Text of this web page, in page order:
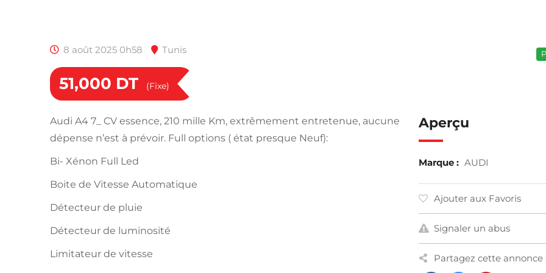
8 août 2025 0h58 Tunis
51,000 DT (Fixe)
Audi A4 7_ CV essence, 210 mille Km, extrêmement entretenue, aucune
dépense n’est à prévoir. Full options ( état presque Neuf):
Bi- Xénon Full Led
Boite de Vitesse Automatique
Détecteur de pluie
Détecteur de luminosité
Limitateur de vitesse
Aperçu
Marque : AUDI
Ajouter aux Favoris
Signaler un abus
Partagez cette annonce